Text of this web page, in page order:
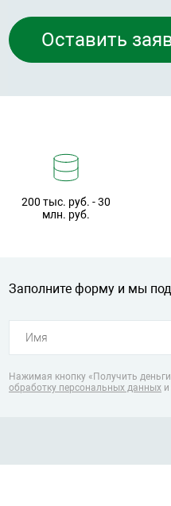
Оставить
200 тыс. руб. - 30
млн. руб.
Заполните форму и мы
Нажимая кнопку «Получить
обработку персональных данных и